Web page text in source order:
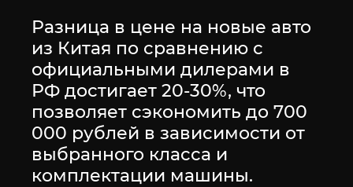
Разница в цене на новые авто
из Китая по сравнению с
официальными дилерами в
РФ достигает 20-30%, что
позволяет сэкономить до 700
000 рублей в зависимости от
выбранного класса и
комплектации машины.